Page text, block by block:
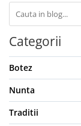
Categorii
Botez
Nunta
Traditii